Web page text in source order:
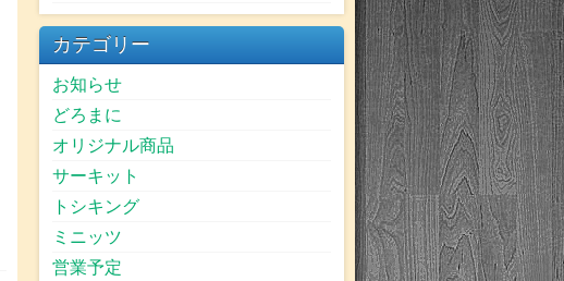
カテゴリー
お知らせ
どろまに
オリジナル商品
サーキット
トシキング
ミニッツ
営業予定